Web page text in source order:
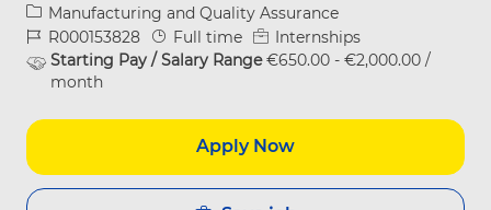
Category
Manufacturing and Quality Assurance
Job IdR000153828 Job Type
Full time
Internships
Starting Pay / Salary Range€650.00 - €2,000.00 /
month
Apply Now